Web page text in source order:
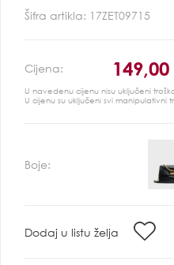
Šifra artikla: 17ZET09715
Cijena:
U navedenu cijenu nisu uključeni
U cijenu su uključeni svi manipulativni
Boje:
Dodaj u listu želja